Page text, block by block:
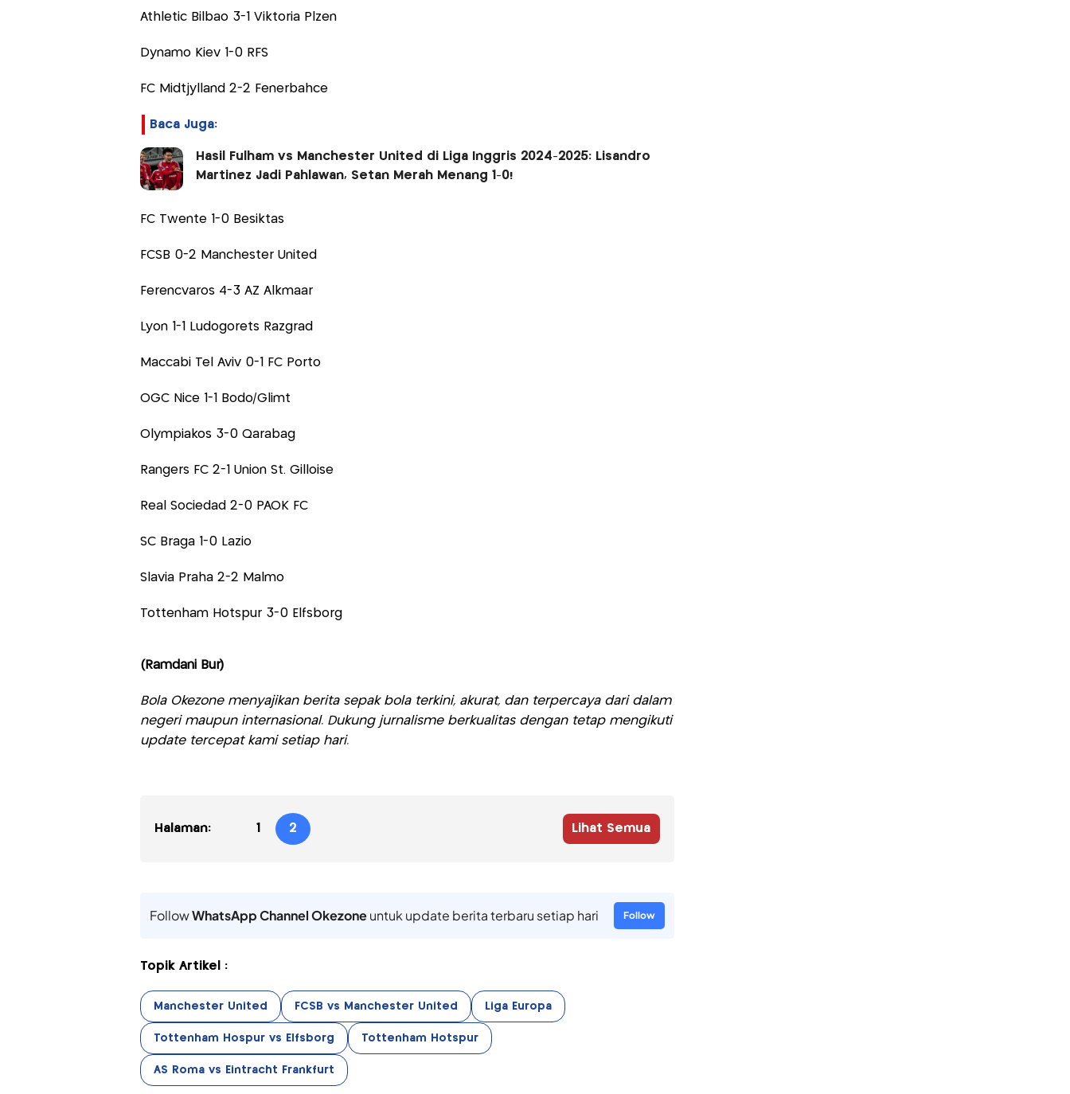
Athletic Bilbao 3-1 Viktoria Plzen
Dynamo Kiev 1-0 RFS
FC Midtjylland 2-2 Fenerbahce
Baca Juga:
Hasil Fulham vs Manchester United di Liga Inggris 2024-2025: Lisandro
Martinez Jadi Pahlawan, Setan Merah Menang 1-0!
FC Twente 1-0 Besiktas
FCSB 0-2 Manchester United
Ferencvaros 4-3 AZ Alkmaar
Lyon 1-1 Ludogorets Razgrad
Maccabi Tel Aviv 0-1 FC Porto
OGC Nice 1-1 Bodo/Glimt
Olympiakos 3-0 Qarabag
Rangers FC 2-1 Union St. Gilloise
Real Sociedad 2-0 PAOK FC
SC Braga 1-0 Lazio
Slavia Praha 2-2 Malmo
Tottenham Hotspur 3-0 Elfsborg
(Ramdani Bur)
Bola Okezone menyajikan berita sepak bola terkini, akurat, dan terpercaya dari dalam
negeri maupun internasional. Dukung jurnalisme berkualitas dengan tetap mengikuti
update tercepat kami setiap hari.
Halaman: 1 2 Lihat Semua
FollowWhatsApp Channel Okezoneuntuk update berita terbaru setiap hari Follow
Topik Artikel :
Manchester United FCSB vs Manchester United Liga Europa
Tottenham Hospur vs Elfsborg Tottenham Hotspur
AS Roma vs Eintracht Frankfurt